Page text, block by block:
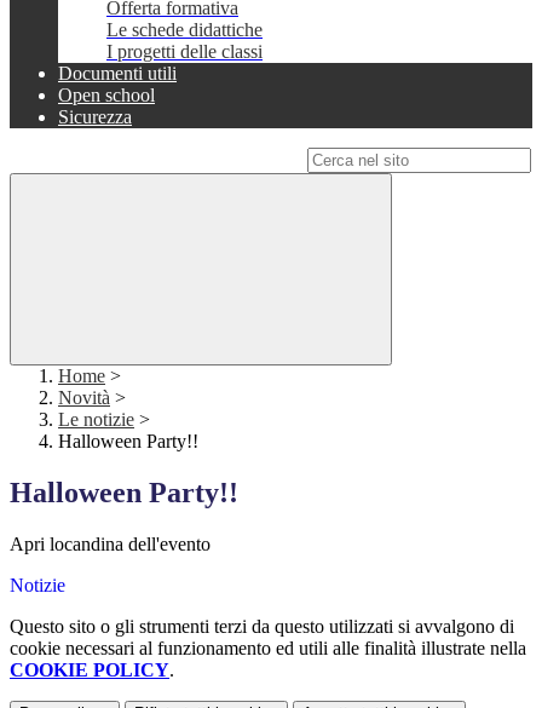
Offerta formativa
Le schede didattiche
I progetti delle classi
Documenti utili
Open school
Sicurezza
Home >
Novità >
Le notizie >
Halloween Party!!
Halloween Party!!
Apri locandina dell'evento
Notizie
Questo sito o gli strumenti terzi da questo utilizzati si avvalgono di
cookie necessari al funzionamento ed utili alle finalità illustrate nella
COOKIE POLICY.